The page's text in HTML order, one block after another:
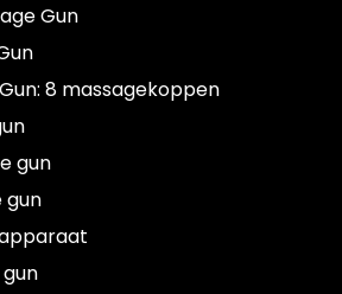
Gun
8 massagekoppen
gun
gun